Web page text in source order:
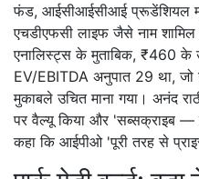
फंड, आईसीआईसीआई प्रूडेंशियल
एचडीएफसी लाइफ जैसे नाम
एनालिस्ट्स के मुताबिक, ₹460 के
EV/EBITDA अनुपात 29 था, जो
मुकाबले उचित माना गया। अनंद
पर वैल्यू किया और 'सब्सक्राइब —
कहा कि आईपीओ 'पूरी तरह से